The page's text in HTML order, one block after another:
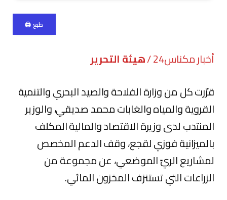
طبع 🖨
أخبار مكناس24 /
هيئة التحرير
قرّرت كل من وزارة الفلاحة والصيد البحري والتنمية
القروية والمياه والغابات محمد صديقي، والوزير
المنتدب لدى وزيرة الاقتصاد والمالية المكلف
بالميزانية فوزي لقجع، وقف الدعم المخصص
لمشاريع الريّ الموضعي، عن مجموعة من
الزراعات التي تستنزف المخزون المائي.